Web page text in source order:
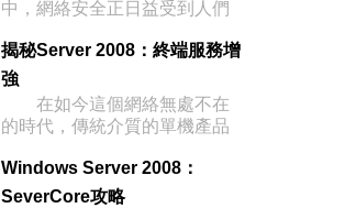
中，網絡安全正日益受到人們
揭秘Server 2008：終端服務增
強
在如今這個網絡無處不在
的時代，傳統介質的單機產品
Windows Server 2008：
SeverCore攻略